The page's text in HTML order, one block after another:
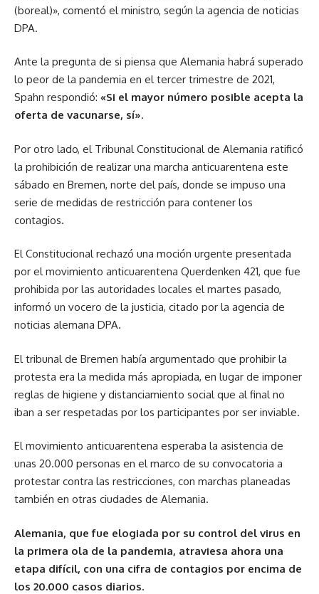
(boreal)», comentó el ministro, según la agencia de noticias
DPA.
Ante la pregunta de si piensa que Alemania habrá superado
lo peor de la pandemia en el tercer trimestre de 2021,
Spahn respondió: «Si el mayor número posible acepta la
oferta de vacunarse, sí».
Por otro lado, el Tribunal Constitucional de Alemania ratificó
la prohibición de realizar una marcha anticuarentena este
sábado en Bremen, norte del país, donde se impuso una
serie de medidas de restricción para contener los
contagios.
El Constitucional rechazó una moción urgente presentada
por el movimiento anticuarentena Querdenken 421, que fue
prohibida por las autoridades locales el martes pasado,
informó un vocero de la justicia, citado por la agencia de
noticias alemana DPA.
El tribunal de Bremen había argumentado que prohibir la
protesta era la medida más apropiada, en lugar de imponer
reglas de higiene y distanciamiento social que al final no
iban a ser respetadas por los participantes por ser inviable.
El movimiento anticuarentena esperaba la asistencia de
unas 20.000 personas en el marco de su convocatoria a
protestar contra las restricciones, con marchas planeadas
también en otras ciudades de Alemania.
Alemania, que fue elogiada por su control del virus en
la primera ola de la pandemia, atraviesa ahora una
etapa difícil, con una cifra de contagios por encima de
los 20.000 casos diarios.